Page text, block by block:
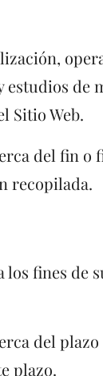
Sitio Web.
del fin
recopilada.
fines de
del
plazo.